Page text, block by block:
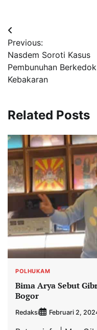
Navigasi
pos
Previous:
Nasdem Soroti Kasus
Pembunuhan Berkedok
Kebakaran
Related Posts
POLHUKAM
Bima Arya Sebut
Bogor
Redaksi Februari 2,